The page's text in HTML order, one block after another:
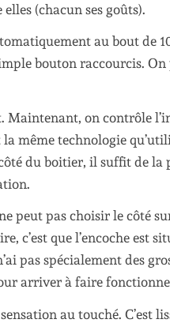
(chacun ses goûts).
au bout de
bouton raccourcis.
Maintenant, on contrôle
même technologie
du boitier, il suffit de
peut pas choisir le côté
c’est que l’encoche est
pas spécialement des
arriver à faire
au touché. C’est